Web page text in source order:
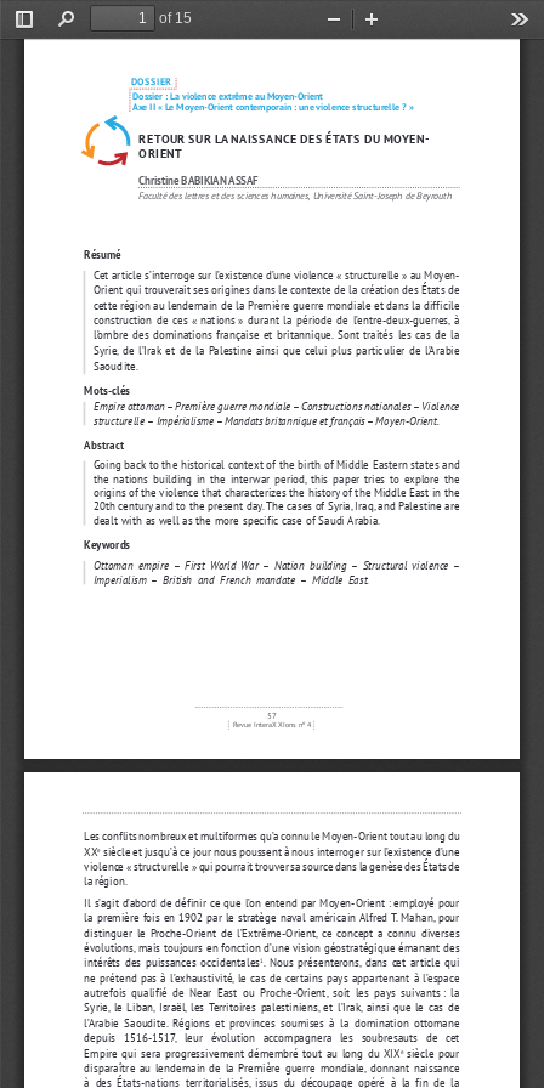
Toggle
Find
of 15
Zoom
57
Revue InteraXXIons nº 4
Résumé
Cet article s’interroge sur l’existence d’une violence « structurelle » au Moyen-
Orient qui trouverait ses origines dans le contexte de la création des États de
cette région au lendemain de la Première guerre mondiale et dans la difficile
construction  de  ces  « nations »  durant  la  période  de  l’entre-deux-guerres,  à
l’ombre  des  dominations  française  et  britannique.  Sont  traités  les  cas  de  la
Syrie,  de  l’Irak  et  de  la  Palestine  ainsi  que  celui  plus  particulier  de  l’Arabie
Saoudite.
Mots-clés
Empire ottoman – Première guerre mondiale – Constructions nationales – Violence
structurelle – Impérialisme – Mandats britannique et français – Moyen-Orient.
Abstract
Going back to the historical context of the birth of Middle Eastern states and
the  nations  building  in  the  interwar  period,  this  paper  tries  to  explore  the
origins of the violence that characterizes the history of the Middle East in the
20th century and to the present day. The cases of Syria, Iraq, and Palestine are
dealt with as well as the more specific case of Saudi Arabia.
Keywords
Ottoman  empire
  –
First  World  War
  –
Nation  building
  –
Structural  violence
  –
Imperialism
  –
British  and  French  mandate
  –
Middle  East.
RETOUR SUR LA NAISSANCE DES ÉTATS DU MOYEN-
ORIENT
Christine BABIKIAN ASSAF
Faculté des lettres et des sciences humaines, Université Saint-Joseph de Beyrouth
DOSSIER
Dossier : La violence extrême au Moyen-Orient
Axe II « Le Moyen-Orient contemporain : une violence structurelle ? »
Les conflits nombreux et multiformes qu’a connu le Moyen-Orient tout au long du
XXe siècle et jusqu’à ce jour nous poussent à nous interroger sur l’existence d’une
violence « structurelle » qui pourrait trouver sa source dans la genèse des États de
la région.
Il s’agit d’abord de définir ce que l’on entend par Moyen-Orient : employé pour
la première fois en 1902 par le stratège naval américain Alfred T. Mahan, pour
distinguer  le  Proche-Orient  de  l’Extrême-Orient,  ce  concept  a  connu  diverses
évolutions, mais toujours en fonction d’une vision géostratégique émanant des
intérêts  des  puissances  occidentales1
.  Nous  présenterons,  dans  cet  article  qui
ne  prétend  pas  à  l’exhaustivité,  le  cas  de  certains  pays  appartenant  à  l’espace
autrefois  qualifié  de  Near  East  ou  Proche-Orient,  soit  les  pays  suivants :  la
Syrie,  le  Liban,  Israël,  les  Territoires  palestiniens,  et  l’Irak,  ainsi  que  le  cas  de
l’Arabie  Saoudite.  Régions  et  provinces  soumises  à  la  domination  ottomane
depuis   1516-1517,   leur   évolution   accompagnera   les   soubresauts   de   cet
Empire  qui  sera  progressivement  démembré  tout  au  long  du  XIXe siècle  pour
disparaître  au  lendemain  de  la  Première  guerre  mondiale,  donnant  naissance
à  des  États-nations  territorialisés,  issus  du  découpage  opéré  à  la  fin  de  la